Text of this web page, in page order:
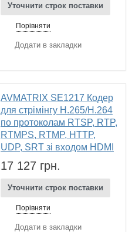
Уточнити строк поставки
Порівняти
Додати в закладки
AVMATRIX SE1217 Кодер
для стрімінгу H.265/H.264
по протоколам RTSP, RTP,
RTMPS, RTMP, HTTP,
UDP, SRT зі входом HDMI
17 127 грн.
Уточнити строк поставки
Порівняти
Додати в закладки